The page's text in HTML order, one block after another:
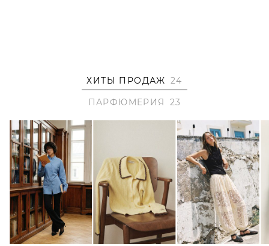
Ноты сердца: каштан, бальзамик, уд, можжевельник
Drama Queen, объем 10 мл
Верхние ноты: мандарин, бергамот и грейпфрут
Ноты сердца: цветок апельсина, малина и черная
смородина
базовые ноты: взбитые сливки, маршмеллоу, мускус и
амбретта
Сry-baby, объем 10 мл
Верхние ноты: красные ягоды
ХИТЫ ПРОДАЖ 24
ПАРФЮМЕРИЯ
23